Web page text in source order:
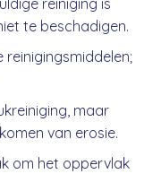
te beschadigen.
maar
van erosie.
om het oppervlak